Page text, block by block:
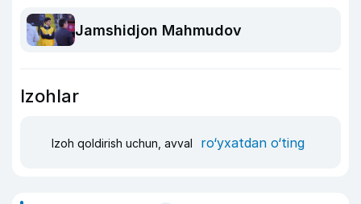
Jamshidjon Mahmudov
Izohlar
Izoh qoldirish uchun, avval ro‘yxatdan o‘ting